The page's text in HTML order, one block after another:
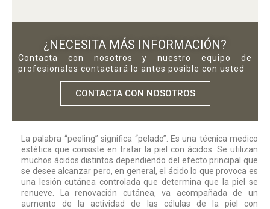
¿NECESITA MÁS INFORMACIÓN?
Contacta con nosotros y nuestro equipo de
profesionales contactará lo antes posible con usted
CONTACTA CON NOSOTROS
La palabra “peeling” significa “pelado”. Es una técnica medico
estética que consiste en tratar la piel con ácidos. Se utilizan
muchos ácidos distintos dependiendo del efecto principal que
se desee alcanzar pero, en general, el ácido lo que provoca es
una lesión cutánea controlada que determina que la piel se
renueve. La renovación cutánea, va acompañada de un
aumento de la actividad de las células de la piel con